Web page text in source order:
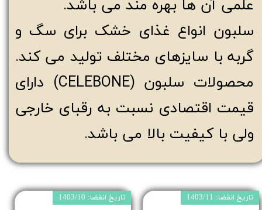
سلبون انواع غذای خشک برای سگ و
گربه با سایزهای مختلف تولید می کند.
محصولات سلبون (CELEBONE) دارای
قیمت اقتصادی نسبت به رقبای خارجی
ولی با کیفیت بالا می باشد.
تاریخ انقضا: 1403/11 تاریخ انقضا: 1403/10